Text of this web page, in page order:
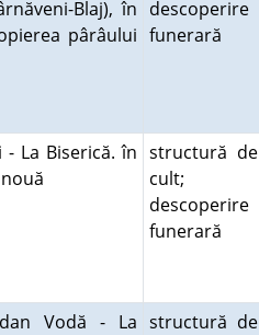
Blaj), în
pârâului
descoperire
funerară
La Biserică. în structură de
cult;
descoperire
funerară
Vodă - La structură de